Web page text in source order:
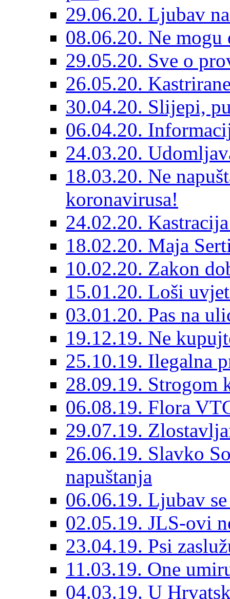
29.06.20. Ljubav
08.06.20. Ne
29.05.20. Sve o
26.05.20.
30.04.20. Slijepi,
06.04.20.
24.03.20.
18.03.20. Ne
koronavirusa!
24.02.20.
18.02.20. Maja
10.02.20. Zakon
15.01.20. Loši
03.01.20. Pas na
19.12.19. Ne
25.10.19. Ilegalna
28.09.19. Strogom
06.08.19. Flora
29.07.19.
26.06.19. Slavko
napuštanja
06.06.19. Ljubav
02.05.19. JLS-ovi
23.04.19. Psi
11.03.19. One
04.03.19. U